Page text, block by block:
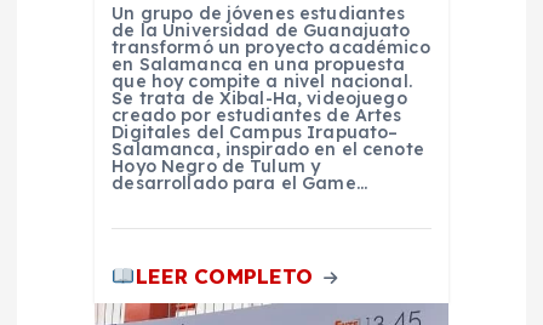
Un grupo de jóvenes estudiantes
de la Universidad de Guanajuato
transformó un proyecto académico
en Salamanca en una propuesta
que hoy compite a nivel nacional.
Se trata de Xibal-Ha, videojuego
creado por estudiantes de Artes
Digitales del Campus Irapuato–
Salamanca, inspirado en el cenote
Hoyo Negro de Tulum y
desarrollado para el Game…
LEER COMPLETO